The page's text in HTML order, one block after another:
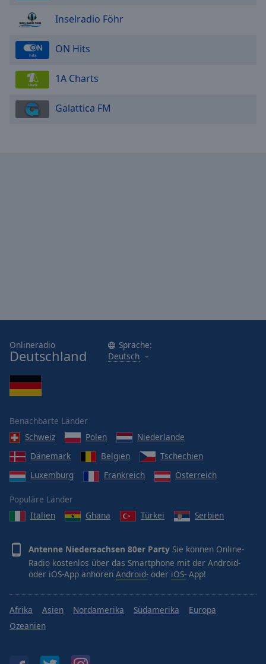
Inselradio Föhr
ON Hits
1A Charts
Galattica FM
Onlineradio
Deutschland
Sprache:
Deutsch
Benachbarte Länder
Schweiz
Polen
Niederlande
Dänemark
Belgien
Tschechien
Luxemburg
Frankreich Österreich
Populäre Länder
Italien
Ghana Türkei Serbien
Antenne Niedersachsen 80er Party Sie können Online-
Radio kostenlos über das Smartphone mit der Android-
oder iOS-App anhören Android- oder iOS- App!
Afrika Asien Nordamerika Südamerika
Europa
Ozeanien